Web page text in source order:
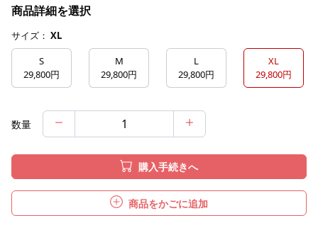
商品詳細を選択
サイズ： XL
S
29,800円
M
29,800円
L
29,800円
XL
29,800円
数量
購入手続きへ
商品をかごに追加